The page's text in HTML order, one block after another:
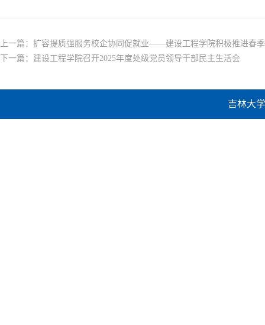
上一篇： 扩容提质强服务校企协同促就业——建设工程学院积极推进春
下一篇： 建设工程学院召开2025年度处级党员领导干部民主生活会
吉林大